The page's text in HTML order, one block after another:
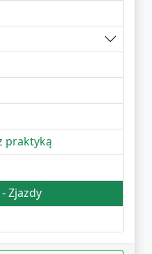
praktyką
Zjazdy